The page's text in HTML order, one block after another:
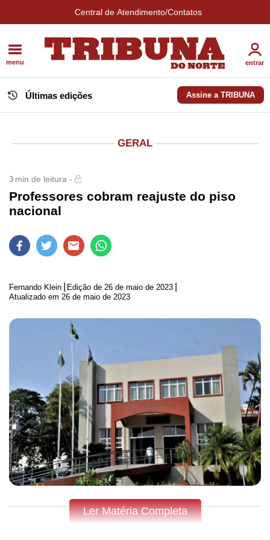
Central de Atendimento/Contatos
menu entrar
Últimas edições Assine a TRIBUNA
GERAL
3 min de leitura -
Professores cobram reajuste do piso
nacional
Fernando Klein Edição de 26 de maio de 2023
Atualizado em 26 de maio de 2023
Ler Matéria Completa